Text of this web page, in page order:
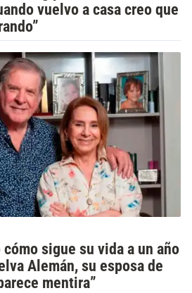
vuelvo a casa creo que
sigue su vida a un año
Alemán, su esposa de
mentira”